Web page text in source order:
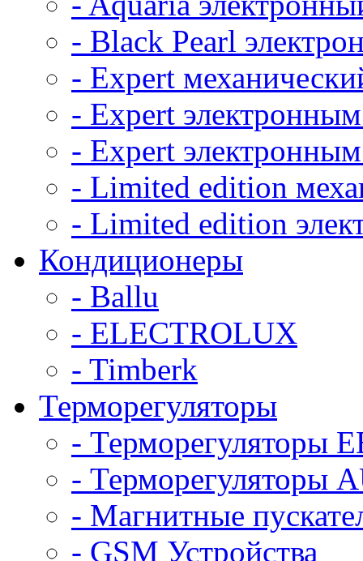
- Black Pearl
- Expert
- Expert
- Expert
- Limited edition
- Limited edition
Кондиционеры
- Ballu
- ELECTROLUX
- Timberk
Терморегуляторы
- Терморегуляторы
- Терморегуляторы
- Магнитные
- GSM Устройства